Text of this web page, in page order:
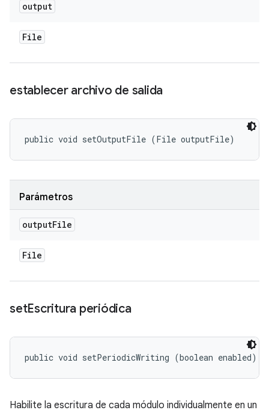
output
File
establecer archivo de salida
public void setOutputFile (File outputFile)
Parámetros
outputFile
File
setEscritura periódica
public void setPeriodicWriting (boolean enabled)
Habilite la escritura de cada módulo individualmente en un